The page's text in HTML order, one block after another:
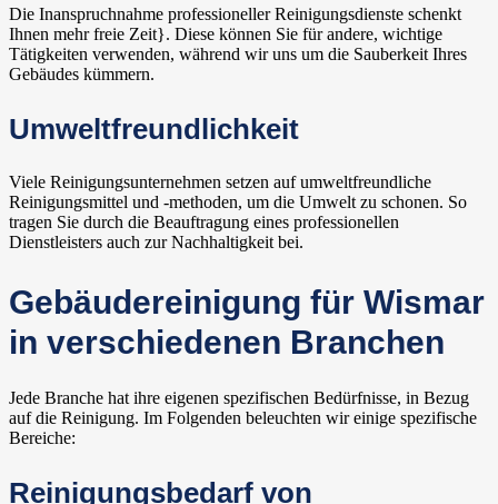
Die Inanspruchnahme professioneller Reinigungsdienste schenkt
Ihnen mehr freie Zeit}. Diese können Sie für andere, wichtige
Tätigkeiten verwenden, während wir uns um die Sauberkeit Ihres
Gebäudes kümmern.
Umweltfreundlichkeit
Viele Reinigungsunternehmen setzen auf umweltfreundliche
Reinigungsmittel und -methoden, um die Umwelt zu schonen. So
tragen Sie durch die Beauftragung eines professionellen
Dienstleisters auch zur Nachhaltigkeit bei.
Gebäudereinigung für Wismar
in verschiedenen Branchen
Jede Branche hat ihre eigenen spezifischen Bedürfnisse, in Bezug
auf die Reinigung. Im Folgenden beleuchten wir einige spezifische
Bereiche:
Reinigungsbedarf von